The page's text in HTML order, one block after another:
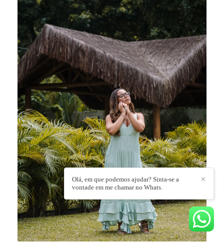
✕
Olá, em que podemos ajudar? Sinta-se a
vontade em me chamar no Whats.